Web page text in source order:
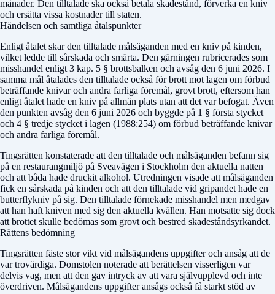
månader. Den tilltalade ska också betala skadestånd, förverka en kniv
och ersätta vissa kostnader till staten.
Händelsen och samtliga åtalspunkter
Enligt åtalet skar den tilltalade målsäganden med en kniv på kinden,
vilket ledde till sårskada och smärta. Den gärningen rubricerades som
misshandel enligt 3 kap. 5 § brottsbalken och avsåg den 6 juni 2026. I
samma mål åtalades den tilltalade också för brott mot lagen om förbud
beträffande knivar och andra farliga föremål, grovt brott, eftersom han
enligt åtalet hade en kniv på allmän plats utan att det var befogat. Även
den punkten avsåg den 6 juni 2026 och byggde på 1 § första stycket
och 4 § tredje stycket i lagen (1988:254) om förbud beträffande knivar
och andra farliga föremål.
Tingsrätten konstaterade att den tilltalade och målsäganden befann sig
på en restaurangmiljö på Sveavägen i Stockholm den aktuella natten
och att båda hade druckit alkohol. Utredningen visade att målsäganden
fick en sårskada på kinden och att den tilltalade vid gripandet hade en
butterflykniv på sig. Den tilltalade förnekade misshandel men medgav
att han haft kniven med sig den aktuella kvällen. Han motsatte sig dock
att brottet skulle bedömas som grovt och bestred skadeståndsyrkandet.
Rättens bedömning
Tingsrätten fäste stor vikt vid målsägandens uppgifter och ansåg att de
var trovärdiga. Domstolen noterade att berättelsen visserligen var
delvis vag, men att den gav intryck av att vara självupplevd och inte
överdriven. Målsägandens uppgifter ansågs också få starkt stöd av